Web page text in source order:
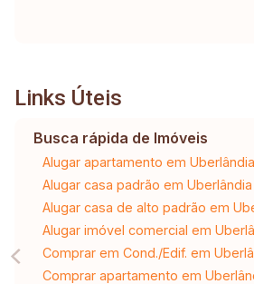
Links Úteis
Busca rápida de Imóveis
Alugar apartamento em Uberlândia
Alugar casa padrão em Uberlândia
Alugar casa de alto padrão em
Alugar imóvel comercial em
Comprar em Cond./Edif. em
Comprar apartamento em